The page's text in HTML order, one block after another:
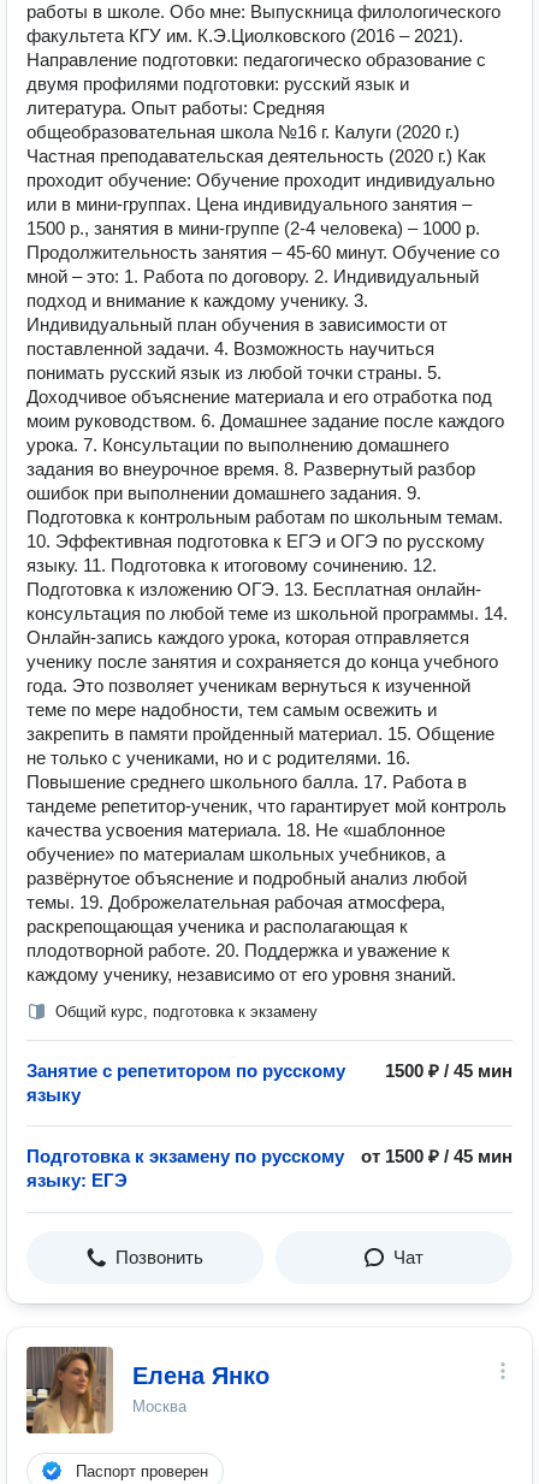
работы в школе. Обо мне: Выпускница филологического
факультета КГУ им. К.Э.Циолковского (2016 – 2021).
Направление подготовки: педагогическо образование с
двумя профилями подготовки: русский язык и
литература. Опыт работы: Средняя
общеобразовательная школа №16 г. Калуги (2020 г.)
Частная преподавательская деятельность (2020 г.) Как
проходит обучение: Обучение проходит индивидуально
или в мини-группах. Цена индивидуального занятия –
1500 р., занятия в мини-группе (2-4 человека) – 1000 р.
Продолжительность занятия – 45-60 минут. Обучение со
мной – это: 1. Работа по договору. 2. Индивидуальный
подход и внимание к каждому ученику. 3.
Индивидуальный план обучения в зависимости от
поставленной задачи. 4. Возможность научиться
понимать русский язык из любой точки страны. 5.
Доходчивое объяснение материала и его отработка под
моим руководством. 6. Домашнее задание после каждого
урока. 7. Консультации по выполнению домашнего
задания во внеурочное время. 8. Развернутый разбор
ошибок при выполнении домашнего задания. 9.
Подготовка к контрольным работам по школьным темам.
10. Эффективная подготовка к ЕГЭ и ОГЭ по русскому
языку. 11. Подготовка к итоговому сочинению. 12.
Подготовка к изложению ОГЭ. 13. Бесплатная онлайн-
консультация по любой теме из школьной программы. 14.
Онлайн-запись каждого урока, которая отправляется
ученику после занятия и сохраняется до конца учебного
года. Это позволяет ученикам вернуться к изученной
теме по мере надобности, тем самым освежить и
закрепить в памяти пройденный материал. 15. Общение
не только с учениками, но и с родителями. 16.
Повышение среднего школьного балла. 17. Работа в
тандеме репетитор-ученик, что гарантирует мой контроль
качества усвоения материала. 18. Не «шаблонное
обучение» по материалам школьных учебников, а
развёрнутое объяснение и подробный анализ любой
темы. 19. Доброжелательная рабочая атмосфера,
раскрепощающая ученика и располагающая к
плодотворной работе. 20. Поддержка и уважение к
каждому ученику, независимо от его уровня знаний.
Общий курс, подготовка к экзамену
Занятие с репетитором по русскому
языку
1500 ₽ / 45 мин
Подготовка к экзамену по русскому
языку: ЕГЭ
от 1500 ₽ / 45 мин
Позвонить Чат
Елена Янко
Москва
Паспорт проверен